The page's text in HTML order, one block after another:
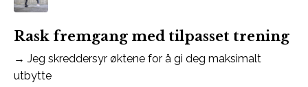
Rask fremgang med tilpasset trening
→ Jeg skreddersyr øktene for å gi deg maksimalt
utbytte